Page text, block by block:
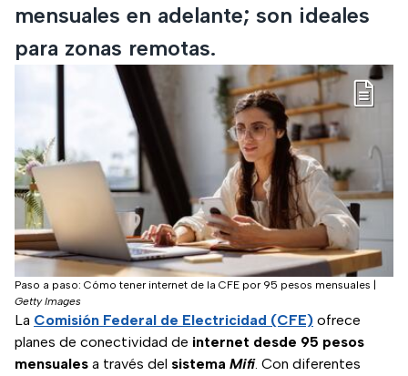
mensuales en adelante; son ideales
para zonas remotas.
Paso a paso: Cómo tener internet de la CFE por 95 pesos mensuales
Getty Images
La Comisión Federal de Electricidad (CFE) ofrece
planes de conectividad de internet desde 95 pesos
mensuales a través del sistema Mifi. Con diferentes